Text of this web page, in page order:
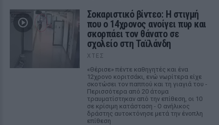
Σοκαριστικό βίντεο: Η στιγμή
που ο 14χρονος ανοίγει πυρ και
σκορπάει τον θάνατο σε
σχολείο στη Ταϊλάνδη
ΧΤΕΣ
«Θέρισε» πέντε καθηγητές και ένα
12χρονο κοριτσάκι, ενώ νωρίτερα είχε
σκοτώσει τον παππού και τη γιαγιά του -
Περισσότερα από 20 άτομα
τραυματίστηκαν από την επίθεση, οι 10
σε κρίσιμη κατάσταση - Ο ανήλικος
δράστης αυτοκτόνησε μετά την ένοπλη
επίθεση